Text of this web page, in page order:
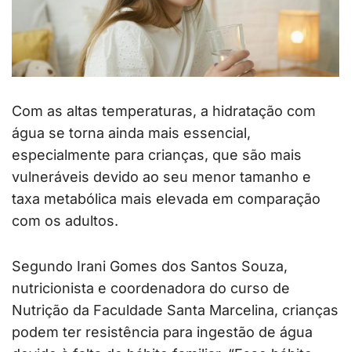
Com as altas temperaturas, a hidratação com
água se torna ainda mais essencial,
especialmente para crianças, que são mais
vulneráveis devido ao seu menor tamanho e
taxa metabólica mais elevada em comparação
com os adultos.
Segundo Irani Gomes dos Santos Souza,
nutricionista e coordenadora do curso de
Nutrição da Faculdade Santa Marcelina, crianças
podem ter resistência para ingestão de água